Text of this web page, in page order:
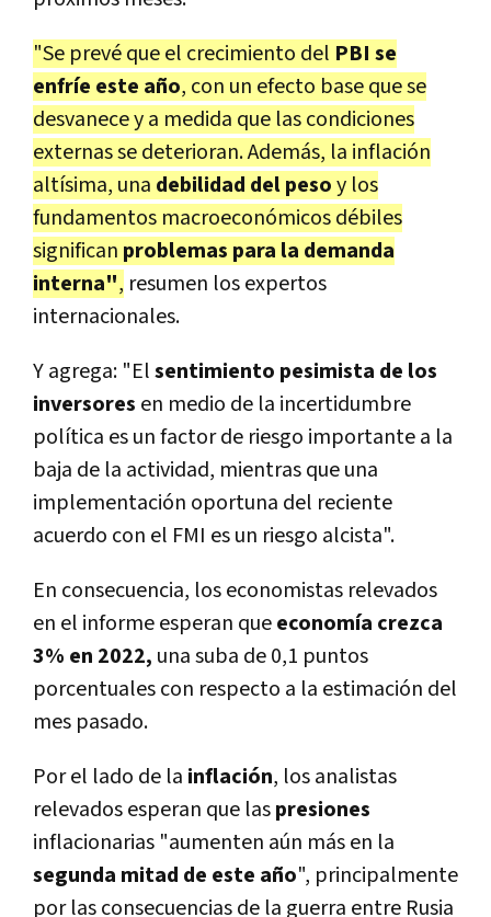
"Se prevé que el crecimiento del PBI se
enfríe este año, con un efecto base que se
desvanece y a medida que las condiciones
externas se deterioran. Además, la inflación
altísima, una debilidad del pesoy los
fundamentos macroeconómicos débiles
significan problemas para la demanda
interna", resumen los expertos
internacionales.
Y agrega: "Elsentimiento pesimista de los
inversores en medio de la incertidumbre
política es un factor de riesgo importante a la
baja de la actividad, mientras que una
implementación oportuna del reciente
acuerdo con el FMI es un riesgo alcista".
En consecuencia, los economistas relevados
en el informe esperan queeconomía crezca
3% en 2022, una suba de 0,1 puntos
porcentuales con respecto a la estimación del
mes pasado.
Por el lado de la inflación, los analistas
relevados esperan que laspresiones
inflacionarias "aumenten aún más en la
segunda mitad de este año", principalmente
por las consecuencias de la guerra entre Rusia